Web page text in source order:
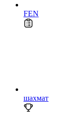
FEN
шахмат